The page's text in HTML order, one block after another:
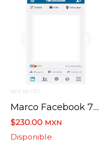
SKU: ML1127
Marco Facebook 77 Cms X 117 Cms
$230.00 MXN
Disponible